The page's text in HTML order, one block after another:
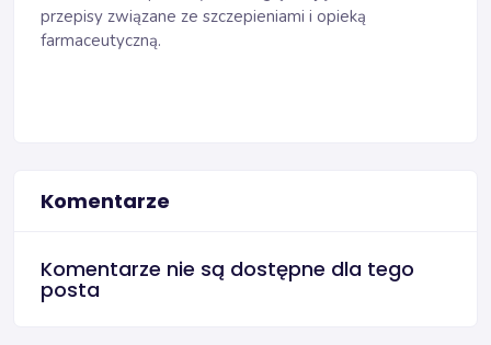
przepisy związane ze szczepieniami i opieką
farmaceutyczną.
Komentarze
Komentarze nie są dostępne dla tego
posta